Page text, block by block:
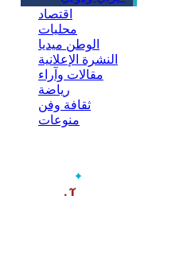
اقتصاد
محليات
الوطن ميديا
النشرة الإعلانية
مقالات وآراء
رياضة
ثقافة وفن
منوعات
‫آخر